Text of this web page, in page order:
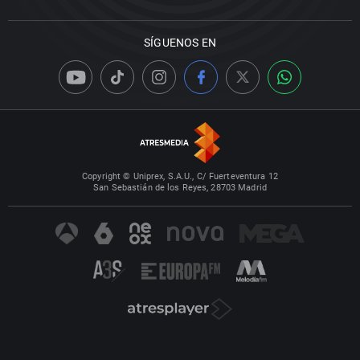
SÍGUENOS EN
Copyright © Uniprex, S.A.U., C/ Fuerteventura 12
San Sebastián de los Reyes, 28703 Madrid